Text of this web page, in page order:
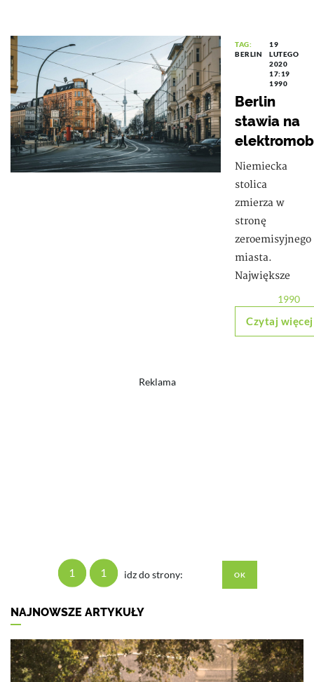
TAG:
BERLIN
19
LUTEGO
2020
17:19
1990
Berlin
stawia na
Niemiecka
stolica
zmierza w
stronę
zeroemisyjnego
miasta.
Największe
1990
Czytaj więcej
Reklama
1 1 idz do strony:
NAJNOWSZE ARTYKUŁY